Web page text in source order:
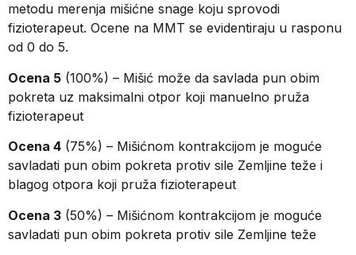
metodu merenja mišićne snage koju sprovodi
fizioterapeut. Ocene na MMT se evidentiraju u rasponu
od 0 do 5.
Ocena 5 (100%) – Mišić može da savlada pun obim
pokreta uz maksimalni otpor koji manuelno pruža
fizioterapeut
Ocena 4 (75%) – Mišićnom kontrakcijom je moguće
savladati pun obim pokreta protiv sile Zemljine teže i
blagog otpora koji pruža fizioterapeut
Ocena 3 (50%) – Mišićnom kontrakcijom je moguće
savladati pun obim pokreta protiv sile Zemljine teže